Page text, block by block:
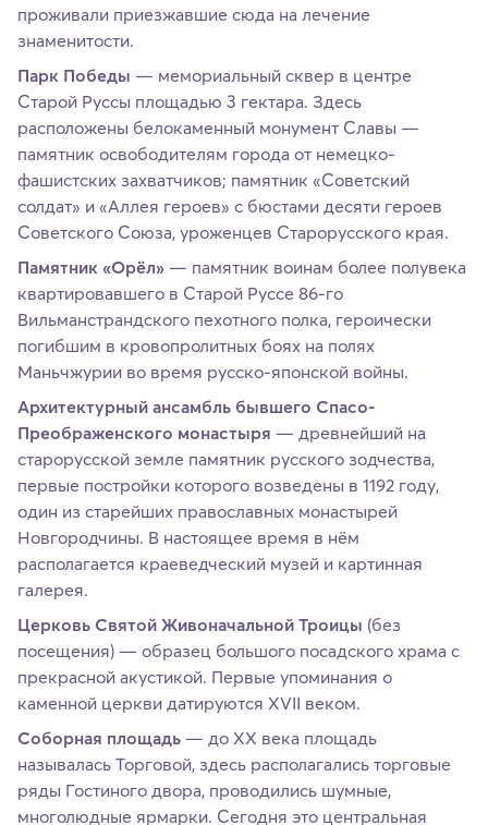
проживали приезжавшие сюда на лечение
знаменитости.
Парк Победы — мемориальный сквер в центре
Старой Руссы площадью 3 гектара. Здесь
расположены белокаменный монумент Славы —
памятник освободителям города от немецко-
фашистских захватчиков; памятник «Советский
солдат» и «Аллея героев» с бюстами десяти героев
Советского Союза, уроженцев Старорусского края.
Памятник «Орёл» — памятник воинам более полувека
квартировавшего в Старой Руссе 86-го
Вильманстрандского пехотного полка, героически
погибшим в кровопролитных боях на полях
Маньчжурии во время русско-японской войны.
Архитектурный ансамбль бывшего Спасо-
Преображенского монастыря — древнейший на
старорусской земле памятник русского зодчества,
первые постройки которого возведены в 1192 году,
один из старейших православных монастырей
Новгородчины. В настоящее время в нём
располагается краеведческий музей и картинная
галерея.
Церковь Святой Живоначальной Троицы (без
посещения) — образец большого посадского храма с
прекрасной акустикой. Первые упоминания о
каменной церкви датируются XVII веком.
Соборная площадь — до ХХ века площадь
называлась Торговой, здесь располагались торговые
ряды Гостиного двора, проводились шумные,
многолюдные ярмарки. Сегодня это центральная